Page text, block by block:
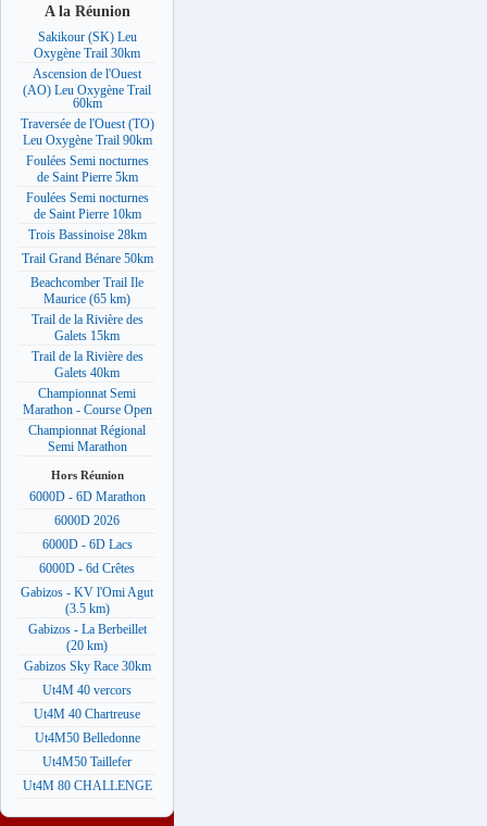
A la Réunion
Sakikour (SK) Leu
Oxygène Trail 30km
Ascension de l'Ouest
(AO) Leu Oxygène Trail
60km
Traversée de l'Ouest (TO)
Leu Oxygène Trail 90km
Foulées Semi nocturnes
de Saint Pierre 5km
Foulées Semi nocturnes
de Saint Pierre 10km
Trois Bassinoise 28km
Trail Grand Bénare 50km
Beachcomber Trail Ile
Maurice (65 km)
Trail de la Rivière des
Galets 15km
Trail de la Rivière des
Galets 40km
Championnat Semi
Marathon - Course Open
Championnat Régional
Semi Marathon
Hors Réunion
6000D - 6D Marathon
6000D 2026
6000D - 6D Lacs
6000D - 6d Crêtes
Gabizos - KV l'Omi Agut
(3.5 km)
Gabizos - La Berbeillet
(20 km)
Gabizos Sky Race 30km
Ut4M 40 vercors
Ut4M 40 Chartreuse
Ut4M50 Belledonne
Ut4M50 Taillefer
Ut4M 80 CHALLENGE